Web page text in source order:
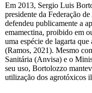
Em 2013, Sergio Luis
presidente da Federação
defendeu publicamente a
emamectina, proibido em
uma espécie de lagarta
(Ramos, 2021). Mesmo
Sanitária (Anvisa) e o
seu uso, Bortolozzo
utilização dos agrotóxicos